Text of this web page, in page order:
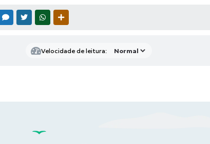
MESSENGER
TWITTERWHATSAPP
Velocidade de leitura: